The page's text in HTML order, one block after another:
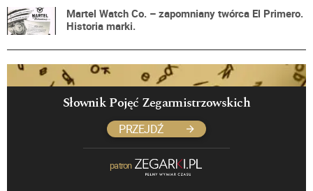
Martel Watch Co. – zapomniany twórca El Primero.
Historia marki.
Słownik Pojęć Zegarmistrzowskich
PRZEJDŹ
patron